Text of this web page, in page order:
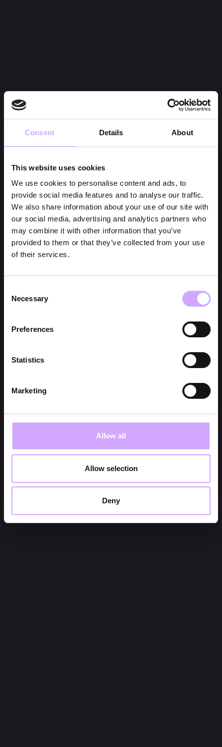
Consent Details About
This website uses cookies
We use cookies to personalise content and ads, to
provide social media features and to analyse our traffic.
We also share information about your use of our site with
our social media, advertising and analytics partners who
may combine it with other information that you’ve
provided to them or that they’ve collected from your use
of their services.
Selection
Necessary
Preferences
Statistics
Marketing
Allow all
Allow selection
Deny